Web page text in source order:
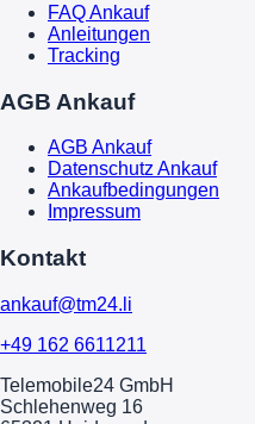
FAQ Ankauf
Anleitungen
Tracking
AGB Ankauf
AGB Ankauf
Datenschutz Ankauf
Ankaufbedingungen
Impressum
Kontakt
ankauf@tm24.li
+49 162 6611211
Telemobile24 GmbH
Schlehenweg 16